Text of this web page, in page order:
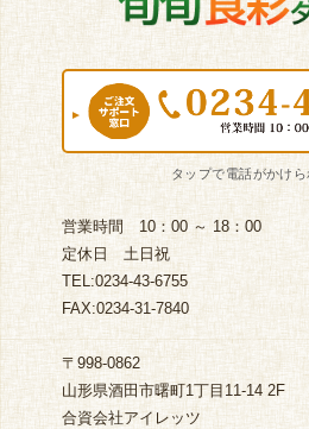
営業時間 10：00 ～ 18：00
定休日 土日祝
TEL:0234-43-6755
FAX:0234-31-7840
〒998-0862
山形県酒田市曙町1丁目11-14 2F
合資会社アイレッツ